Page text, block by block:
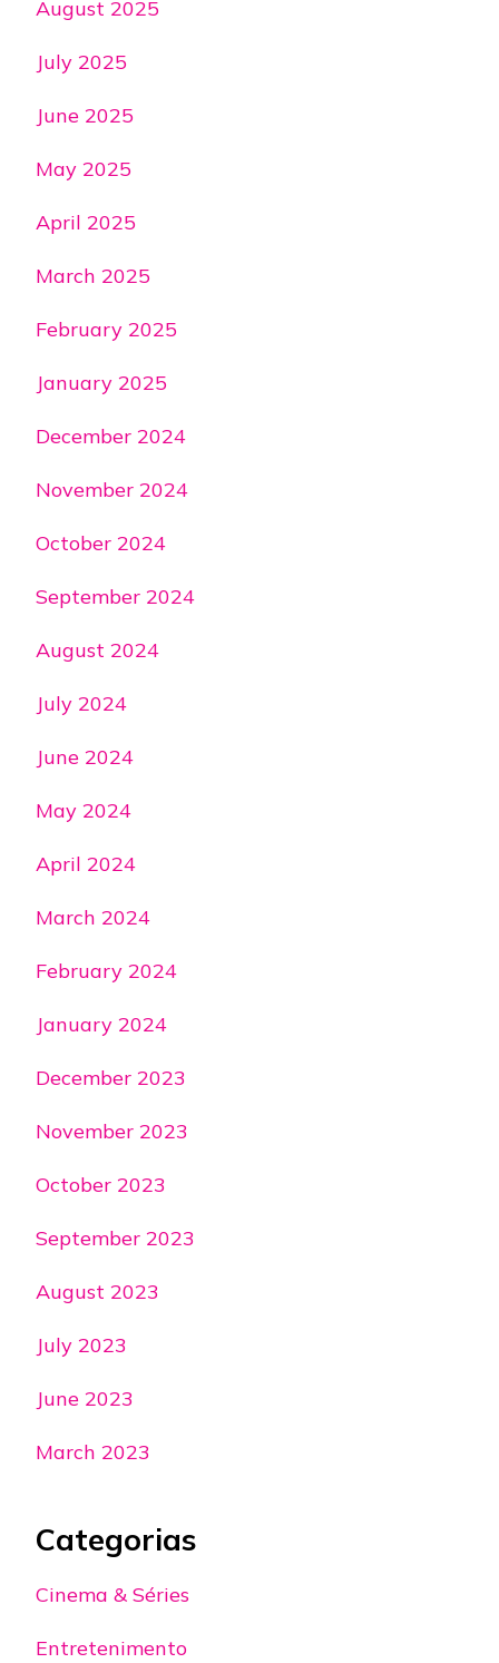
August 2025
July 2025
June 2025
May 2025
April 2025
March 2025
February 2025
January 2025
December 2024
November 2024
October 2024
September 2024
August 2024
July 2024
June 2024
May 2024
April 2024
March 2024
February 2024
January 2024
December 2023
November 2023
October 2023
September 2023
August 2023
July 2023
June 2023
March 2023
Categorias
Cinema & Séries
Entretenimento